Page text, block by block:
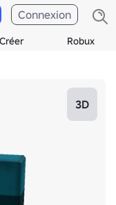
Créer Robux
Connexion
3D